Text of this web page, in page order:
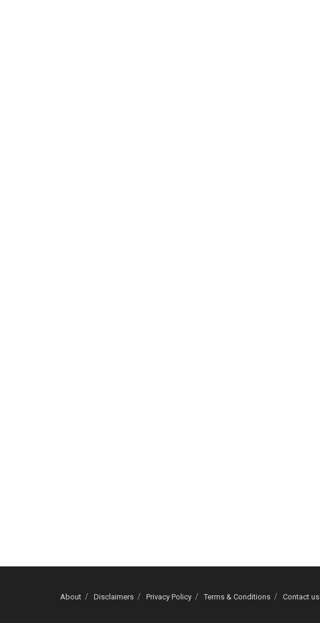
About Disclaimers Privacy Policy Terms & Conditions Contact us